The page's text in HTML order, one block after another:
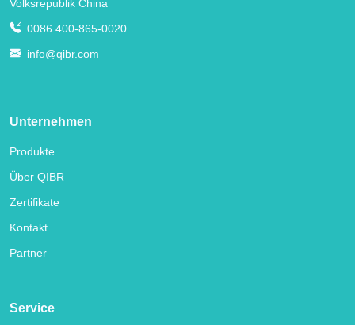
Volksrepublik China
0086 400-865-0020
info@qibr.com
Unternehmen
Produkte
Über QIBR
Zertifikate
Kontakt
Partner
Service